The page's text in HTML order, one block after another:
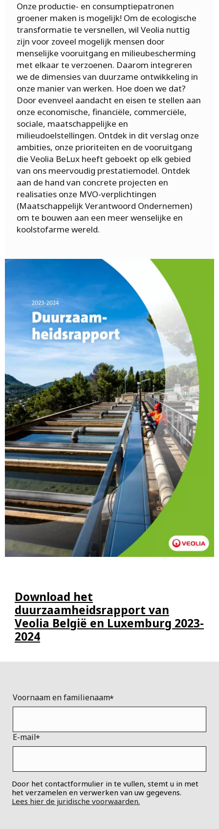
Onze productie- en consumptiepatronen
groener maken is mogelijk! Om de ecologische
transformatie te versnellen, wil Veolia nuttig
zijn voor zoveel mogelijk mensen door
menselijke vooruitgang en milieubescherming
met elkaar te verzoenen. Daarom integreren
we de dimensies van duurzame ontwikkeling in
onze manier van werken. Hoe doen we dat?
Door evenveel aandacht en eisen te stellen aan
onze economische, financiële, commerciële,
sociale, maatschappelijke en
milieudoelstellingen. Ontdek in dit verslag onze
ambities, onze prioriteiten en de vooruitgang
die Veolia BeLux heeft geboekt op elk gebied
van ons meervoudig prestatiemodel. Ontdek
aan de hand van concrete projecten en
realisaties onze MVO-verplichtingen
(Maatschappelijk Verantwoord Ondernemen)
om te bouwen aan een meer wenselijke en
koolstofarme wereld.
Download het
duurzaamheidsrapport van
Veolia België en Luxemburg 2023-
2024
Voornaam en familienaam
E-mail
Door het contactformulier in te vullen, stemt u in met
het verzamelen en verwerken van uw gegevens.
Lees hier de juridische voorwaarden.